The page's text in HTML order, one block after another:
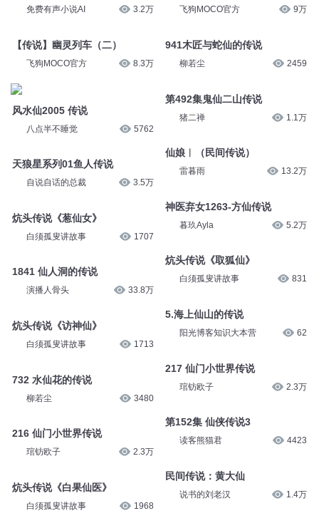
免费有声小说AI 3.2万
【传说】幽灵列车（二）
飞狗MOCO官方 8.3万
风水仙2005 传说
八点半不睡觉 5762
天狼星系列01鱼人传说
自说自话的总裁 3.5万
炕头传说《葱仙女》
白须孤叟讲故事 1707
1841 仙人洞的传说
演播人骨头 33.8万
炕头传说《访神仙》
白须孤叟讲故事 1713
732 水仙花的传说
柳若尘 3480
216 仙门小世界传说
琯钫欧子 2.3万
炕头传说《白果仙医》
白须孤叟讲故事 1968
飞狗MOCO官方 9万
941木匠与蛇仙的传说
柳若尘 2459
第492集鬼仙二山传说
猪二禅 1.1万
仙娘︱（民间传说）
雷暮雨 13.2万
神医弃女1263-方仙传说
暮玖Ayla 5.2万
炕头传说《取狐仙》
白须孤叟讲故事 831
5.海上仙山的传说
阳光博客知识大本营 62
217 仙门小世界传说
琯钫欧子 2.3万
第152集 仙侠传说3
读客熊猫君 4423
民间传说：黄大仙
说书的刘老汉 1.4万